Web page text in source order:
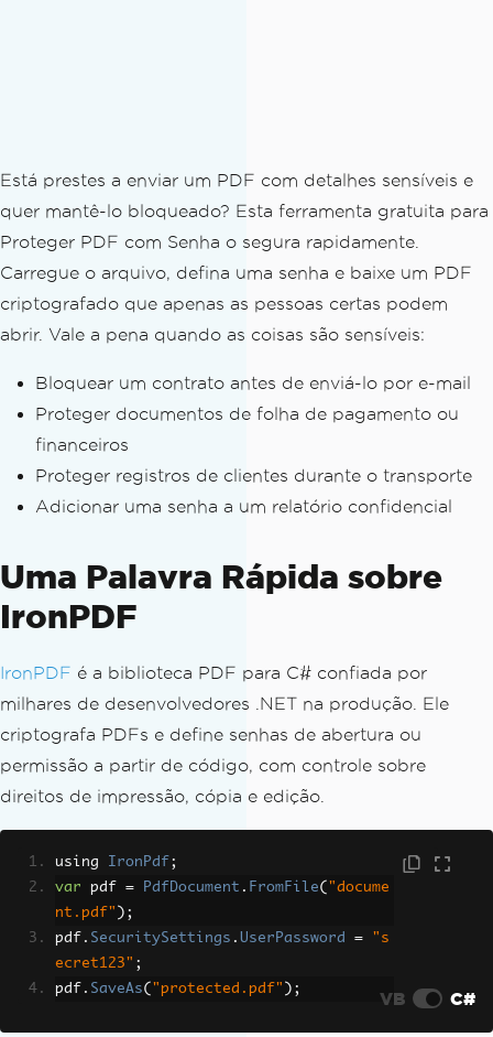
Está prestes a enviar um PDF com detalhes sensíveis e
quer mantê-lo bloqueado? Esta ferramenta gratuita para
Proteger PDF com Senha o segura rapidamente.
Carregue o arquivo, defina uma senha e baixe um PDF
criptografado que apenas as pessoas certas podem
abrir. Vale a pena quando as coisas são sensíveis:
Bloquear um contrato antes de enviá-lo por e-mail
Proteger documentos de folha de pagamento ou
financeiros
Proteger registros de clientes durante o transporte
Adicionar uma senha a um relatório confidencial
Uma Palavra Rápida sobre
IronPDF
IronPDF é a biblioteca PDF para C# confiada por
milhares de desenvolvedores .NET na produção. Ele
criptografa PDFs e define senhas de abertura ou
permissão a partir de código, com controle sobre
direitos de impressão, cópia e edição.
using IronPdf ;
var pdf = PdfDocument . FromFile( "docume
nt.pdf" );
pdf . SecuritySettings . UserPassword =
"s
ecret123" ;
pdf . SaveAs( "protected.pdf" ); VB C#